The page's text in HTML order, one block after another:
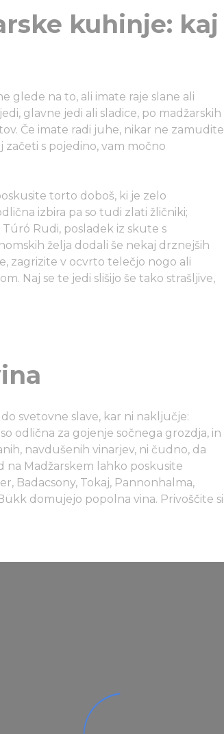
kuhinje: kaj
glede na to, ali imate raje slane ali
glavne jedi ali sladice, po madžarskih
Če imate radi juhe, nikar ne zamudite
začeti s pojedino, vam močno
torto doboš, ki je zelo
izbira pa so tudi zlati žličniki;
Rudi, posladek iz skute s
želja dodali še nekaj drznejših
zagrizite v ocvrto telečjo nogo ali
Naj se te jedi slišijo še tako strašljive,
svetovne slave, kar ni naključje:
odlična za gojenje sočnega grozdja, in
navdušenih vinarjev, ni čudno, da
na Madžarskem lahko poskusite
Badacsony, Tokaj, Pannonhalma,
domujejo popolna vina. Privoščite si